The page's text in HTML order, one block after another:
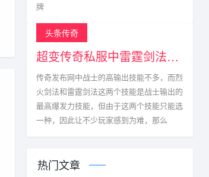
牌
头条传奇
超变传奇私服中雷霆剑法真的不能与烈火剑法相比?
传奇发布网中战士的高输出技能不多，而烈
火剑法和雷霆剑法这两个技能是战士输出的
最高爆发力技能，但由于这两个技能只能选
一种，因此让不少玩家感到为难，那么
热门文章